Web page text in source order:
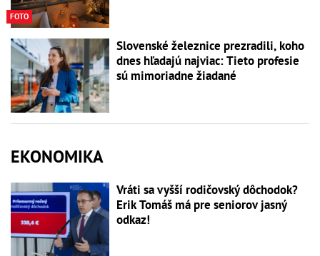
FOTO
Slovenské železnice prezradili, koho
dnes hľadajú najviac: Tieto profesie
sú mimoriadne žiadané
EKONOMIKA
Vráti sa vyšší rodičovský dôchodok?
Erik Tomáš má pre seniorov jasný
odkaz!